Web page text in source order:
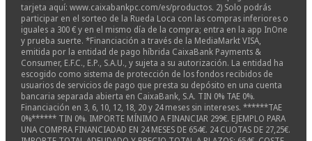
tarjeta aquí: www.caixabankpc.com/es/productos. 2) Solo podrás
participar en el sorteo de la Rueda Loca con las compras inferiores o
iguales a 300 € y en el mismo día de la compra; entra en la app InOne
y prueba suerte. *Financiación a través de la MediaMarkt VISA,
emitida por la entidad de pago híbrida CaixaBank Payments &
Consumer, E.F.C., E.P., S.A.U., y sujeta a su autorización. La entidad ha
escogido como sistema de protección de los fondos recibidos de
usuarios de servicios de pago que presta su depósito en una cuenta
bancaria separada abierta en CaixaBank, S.A. TIN 0% TAE 0%.
Financiación en 3, 6, 10, 12, 18, 20 y 24 meses sin intereses. ******TAE
0%****** TIN 0%. IMPORTE MÍNIMO A FINANCIAR 299€. EJEMPLO PARA
UNA COMPRA FINANCIADAD EN 24 MESES DE 654€. 24 CUOTAS DE 27,25€.